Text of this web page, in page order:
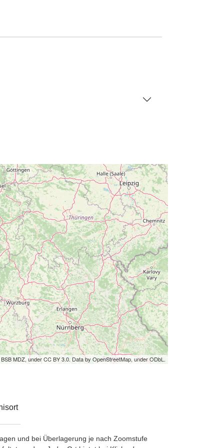
MDZ, under CC BY 3.0. Data by OpenStreetMap, under ODbL.
und bei Überlagerung je nach Zoomstufe